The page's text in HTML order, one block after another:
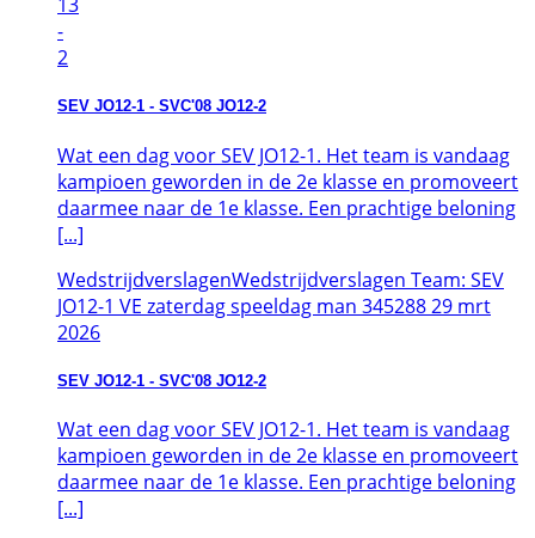
-
2
SEV JO12-1 - SVC'08 JO12-2
Wat een dag voor SEV JO12-1. Het team is vandaag
kampioen geworden in de 2e klasse en promoveert
daarmee naar de 1e klasse. Een prachtige beloning
[...]
WedstrijdverslagenWedstrijdverslagen Team: SEV
JO12-1 VE zaterdag speeldag man 34528829 mrt
2026
SEV JO12-1 - SVC'08 JO12-2
Wat een dag voor SEV JO12-1. Het team is vandaag
kampioen geworden in de 2e klasse en promoveert
daarmee naar de 1e klasse. Een prachtige beloning
[...]